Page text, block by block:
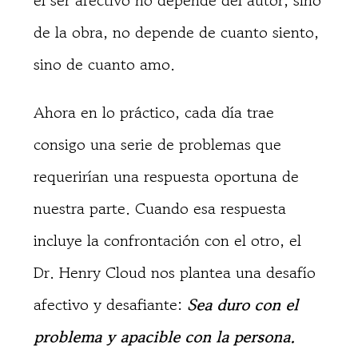
de la obra, no depende de cuanto siento,
sino de cuanto amo.
Ahora en lo práctico, cada día trae
consigo una serie de problemas que
requerirían una respuesta oportuna de
nuestra parte. Cuando esa respuesta
incluye la confrontación con el otro, el
Dr. Henry Cloud nos plantea una desafío
afectivo y desafiante: Sea duro con el
problema y apacible con la persona.